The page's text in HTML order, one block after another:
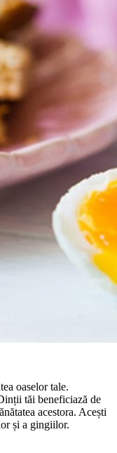
oaselor tale.
tăi beneficiază de
acestora. Acești
și a gingiilor.